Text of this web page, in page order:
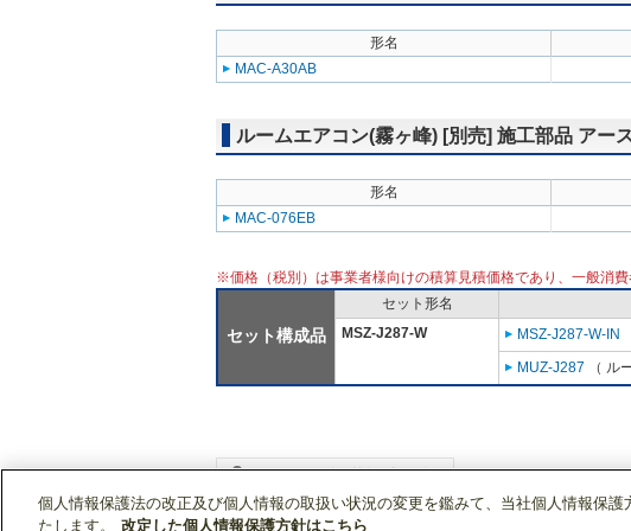
形名
MAC-A30AB
ルームエアコン(霧ヶ峰) [別売] 施工部品 アー
形名
MAC-076EB
※価格（税別）は事業者様向けの積算見積価格であり、一般消費
セット構成品
セット形名
MSZ-J287-W
MSZ-J287-W-IN
MUZ-J287 （ ル
WIN2Kトップ 製品情報
個人情報保護法の改正及び個人情報の取扱い状況の変更を鑑みて、当社個人情報保
たします。
改定した個人情報保護方針はこちら